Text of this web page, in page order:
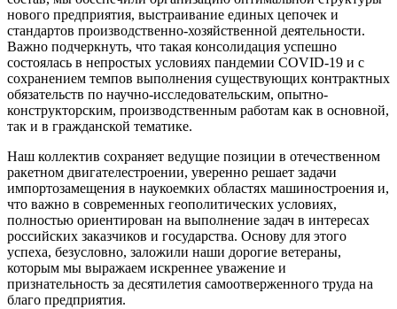
нового предприятия, выстраивание единых цепочек и
стандартов производственно-хозяйственной деятельности.
Важно подчеркнуть, что такая консолидация успешно
состоялась в непростых условиях пандемии COVID-19 и с
сохранением темпов выполнения существующих контрактных
обязательств по научно-исследовательским, опытно-
конструкторским, производственным работам как в основной,
так и в гражданской тематике.
Наш коллектив сохраняет ведущие позиции в отечественном
ракетном двигателестроении, уверенно решает задачи
импортозамещения в наукоемких областях машиностроения и,
что важно в современных геополитических условиях,
полностью ориентирован на выполнение задач в интересах
российских заказчиков и государства. Основу для этого
успеха, безусловно, заложили наши дорогие ветераны,
которым мы выражаем искреннее уважение и
признательность за десятилетия самоотверженного труда на
благо предприятия.